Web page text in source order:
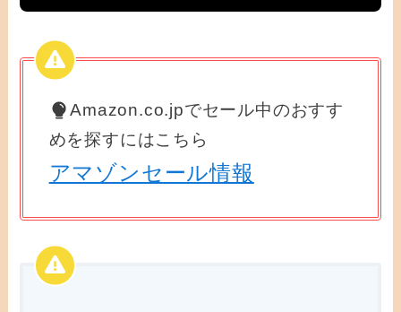
Amazon.co.jpでセール中のおすす
めを探すにはこちら
アマゾンセール情報